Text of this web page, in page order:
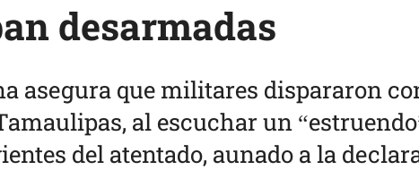
desarmadas
asegura que militares dispararon
al escuchar un
del atentado, aunado a la